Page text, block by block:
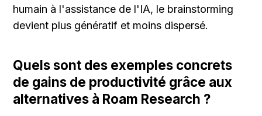
humain à l'assistance de l'IA, le brainstorming
devient plus génératif et moins dispersé.
Quels sont des exemples concrets
de gains de productivité grâce aux
alternatives à Roam Research ?